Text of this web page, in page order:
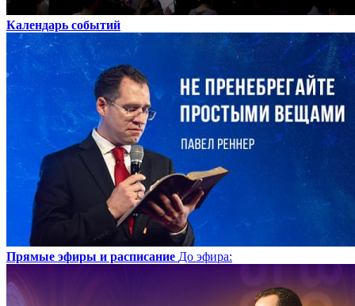
Календарь событий
Прямые эфиры и расписание До эфира: